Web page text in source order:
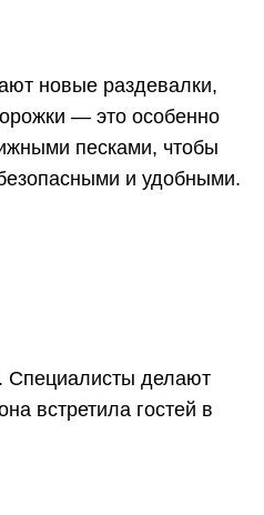
новые раздевалки,
— это особенно
песками, чтобы
и удобными.
Специалисты делают
встретила гостей в